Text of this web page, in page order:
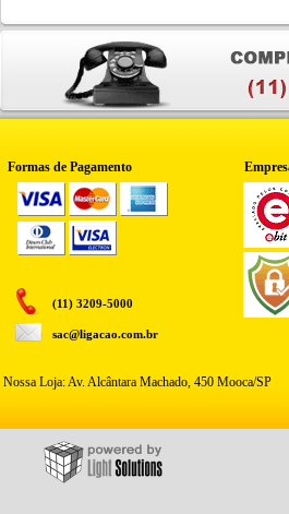
Formas de Pagamento
(11) 3209-5000
sac@ligacao.com.br
Nossa Loja: Av. Alcântara Machado, 450 Mooca/SP